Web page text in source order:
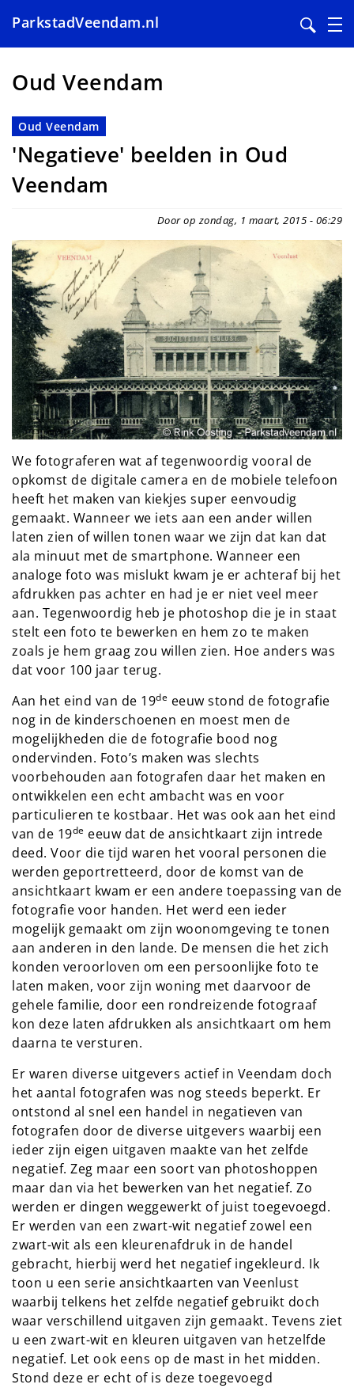
en
naar
de
inhoud
gaan
ParkstadVeendam.nl
Oud Veendam
Oud Veendam
'Negatieve' beelden in Oud
Veendam
Door op zondag, 1 maart, 2015 - 06:29
We fotograferen wat af tegenwoordig vooral de
opkomst de digitale camera en de mobiele telefoon
heeft het maken van kiekjes super eenvoudig
gemaakt. Wanneer we iets aan een ander willen
laten zien of willen tonen waar we zijn dat kan dat
ala minuut met de smartphone. Wanneer een
analoge foto was mislukt kwam je er achteraf bij het
afdrukken pas achter en had je er niet veel meer
aan. Tegenwoordig heb je photoshop die je in staat
stelt een foto te bewerken en hem zo te maken
zoals je hem graag zou willen zien. Hoe anders was
dat voor 100 jaar terug.
Aan het eind van de 19de eeuw stond de fotografie
nog in de kinderschoenen en moest men de
mogelijkheden die de fotografie bood nog
ondervinden. Foto’s maken was slechts
voorbehouden aan fotografen daar het maken en
ontwikkelen een echt ambacht was en voor
particulieren te kostbaar. Het was ook aan het eind
van de 19de eeuw dat de ansichtkaart zijn intrede
deed. Voor die tijd waren het vooral personen die
werden geportretteerd, door de komst van de
ansichtkaart kwam er een andere toepassing van de
fotografie voor handen. Het werd een ieder
mogelijk gemaakt om zijn woonomgeving te tonen
aan anderen in den lande. De mensen die het zich
konden veroorloven om een persoonlijke foto te
laten maken, voor zijn woning met daarvoor de
gehele familie, door een rondreizende fotograaf
kon deze laten afdrukken als ansichtkaart om hem
daarna te versturen.
Er waren diverse uitgevers actief in Veendam doch
het aantal fotografen was nog steeds beperkt. Er
ontstond al snel een handel in negatieven van
fotografen door de diverse uitgevers waarbij een
ieder zijn eigen uitgaven maakte van het zelfde
negatief. Zeg maar een soort van photoshoppen
maar dan via het bewerken van het negatief. Zo
werden er dingen weggewerkt of juist toegevoegd.
Er werden van een zwart-wit negatief zowel een
zwart-wit als een kleurenafdruk in de handel
gebracht, hierbij werd het negatief ingekleurd. Ik
toon u een serie ansichtkaarten van Veenlust
waarbij telkens het zelfde negatief gebruikt doch
waar verschillend uitgaven zijn gemaakt. Tevens ziet
u een zwart-wit en kleuren uitgaven van hetzelfde
negatief. Let ook eens op de mast in het midden.
Stond deze er echt of is deze toegevoegd